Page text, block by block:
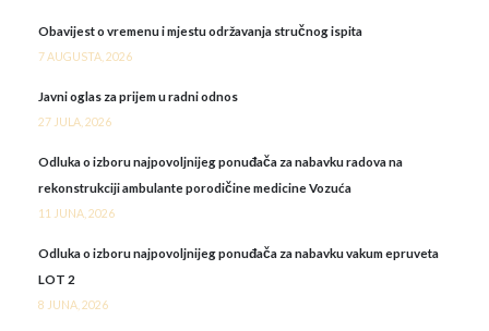
Obavijest o vremenu i mjestu održavanja stručnog ispita
7 AUGUSTA, 2026
Javni oglas za prijem u radni odnos
27 JULA, 2026
Odluka o izboru najpovoljnijeg ponuđača za nabavku radova na
rekonstrukciji ambulante porodičine medicine Vozuća
11 JUNA, 2026
Odluka o izboru najpovoljnijeg ponuđača za nabavku vakum epruveta
LOT 2
8 JUNA, 2026